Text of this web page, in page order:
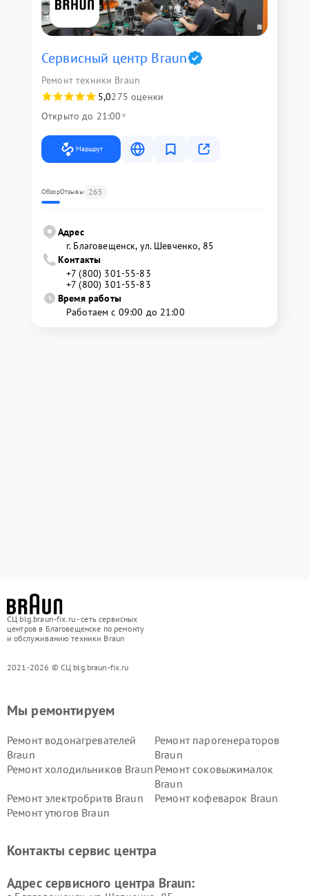
Сервисный центр Braun
Ремонт техники Braun
5,0275 оценки
Открыто до 21:00
Маршрут
ОбзорОтзывы 265
Адрес
г. Благовещенск, ул. Шевченко, 85
Контакты
+7 (800) 301-55-83
+7 (800) 301-55-83
Время работы
Работаем с 09:00 до 21:00
СЦ blg.braun-fix.ru - сеть сервисных
центров в Благовещенске по ремонту
и обслуживанию техники Braun
2021-2026 © СЦ blg.braun-fix.ru
Мы ремонтируем
Ремонт водонагревателей
Braun
Ремонт парогенераторов
Braun
Ремонт холодильников Braun Ремонт соковыжималок
Braun
Ремонт электробритв Braun
Ремонт кофеварок Braun
Ремонт утюгов Braun
Контакты сервис центра
Адрес сервисного центра Braun: